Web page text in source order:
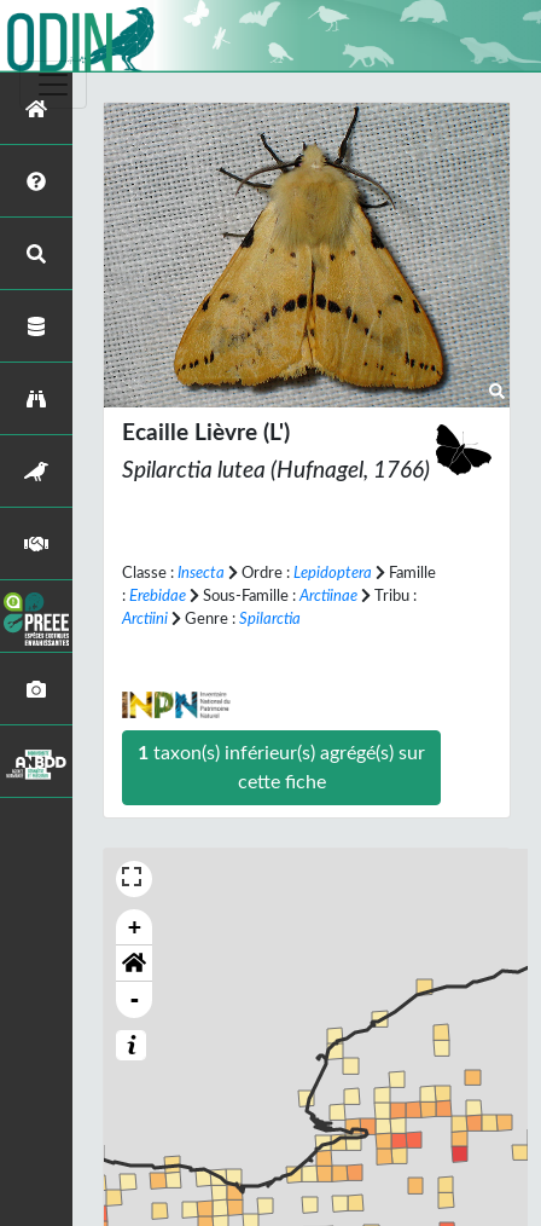
Ecaille Lièvre (L')
Spilarctia lutea (Hufnagel, 1766)
Classe : Insecta Ordre : Lepidoptera
Famille
: Erebidae Sous-Famille : Arctiinae
Tribu :
Arctiini
Genre : Spilarctia
1taxon(s) inférieur(s) agrégé(s) sur
cette fiche
+
-